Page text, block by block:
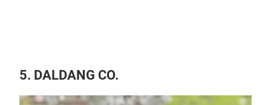
5. DALDANG CO.